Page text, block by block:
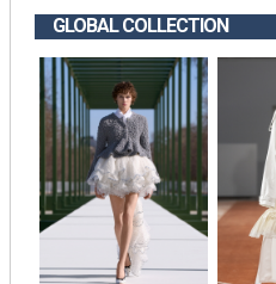
GLOBAL COLLECTION